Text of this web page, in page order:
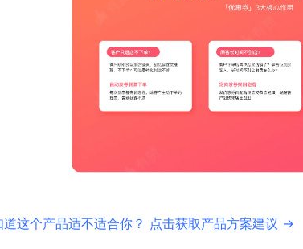
道这个产品适不适合你？ 点击获取产品方案建议 →